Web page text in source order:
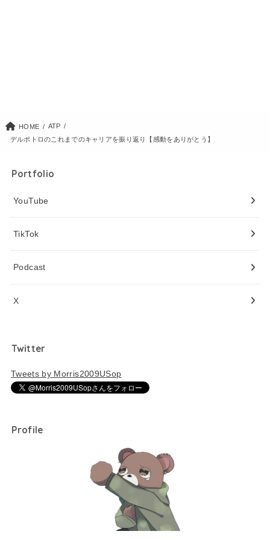
HOME
ATP
デルポトロのこれまでのキャリアを振り返り【感動をありがとう】
Portfolio
YouTube
TikTok
Podcast
X
Twitter
Tweets by Morris2009USop
Profile